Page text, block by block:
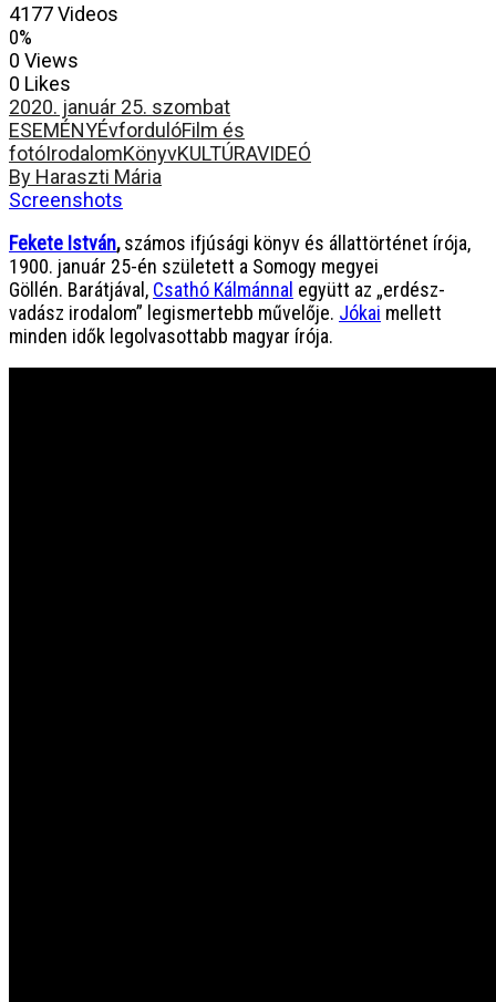
4177 Videos
0%
0 Views
0 Likes
2020. január 25. szombat
ESEMÉNYÉvfordulóFilm és
fotóIrodalomKönyvKULTÚRAVIDEÓ
By Haraszti Mária
Screenshots
Fekete István,számos ifjúsági könyv és állattörténet írója,
1900. január 25-én született a Somogy megyei
Göllén. Barátjával, Csathó Kálmánnal együtt az „erdész-
vadász irodalom” legismertebb művelője. Jókai mellett
minden idők legolvasottabb magyar írója.